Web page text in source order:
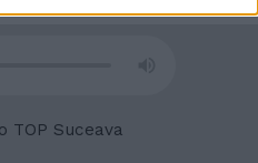
TOP Suceava